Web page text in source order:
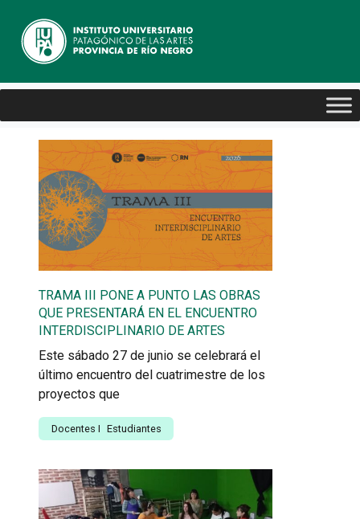
TRAMA III PONE A PUNTO LAS OBRAS
QUE PRESENTARÁ EN EL ENCUENTRO
INTERDISCIPLINARIO DE ARTES
Este sábado 27 de junio se celebrará el
último encuentro del cuatrimestre de los
proyectos que
Docentes I Estudiantes